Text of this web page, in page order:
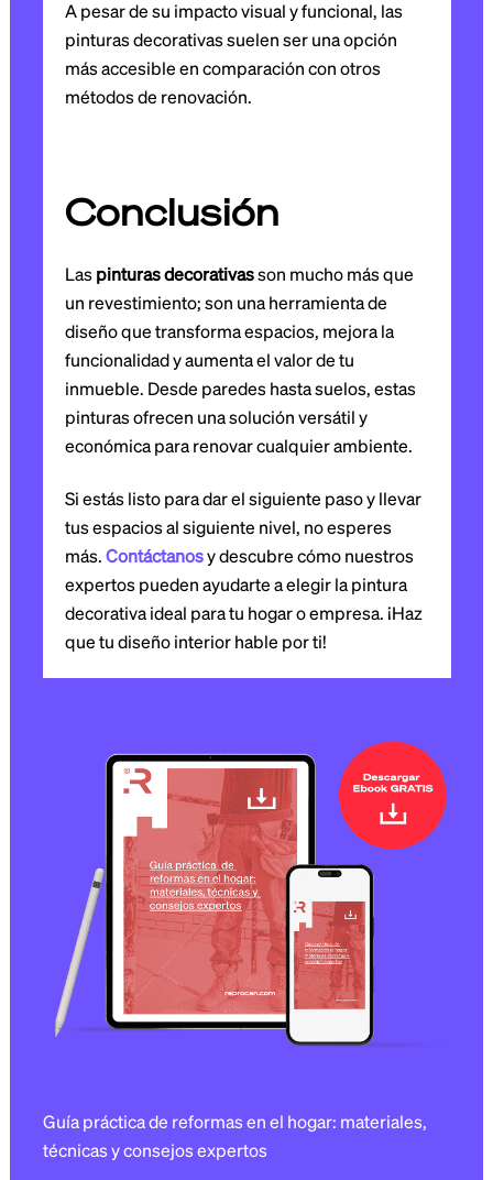
A pesar de su impacto visual y funcional, las
pinturas decorativas suelen ser una opción
más accesible en comparación con otros
métodos de renovación.
Conclusión
Las pinturas decorativasson mucho más que
un revestimiento; son una herramienta de
diseño que transforma espacios, mejora la
funcionalidad y aumenta el valor de tu
inmueble. Desde paredes hasta suelos, estas
pinturas ofrecen una solución versátil y
económica para renovar cualquier ambiente.
Si estás listo para dar el siguiente paso y llevar
tus espacios al siguiente nivel, no esperes
más. Contáctanosy descubre cómo nuestros
expertos pueden ayudarte a elegir la pintura
decorativa ideal para tu hogar o empresa. ¡Haz
que tu diseño interior hable por ti!
Guía práctica de reformas en el hogar: materiales,
técnicas y consejos expertos